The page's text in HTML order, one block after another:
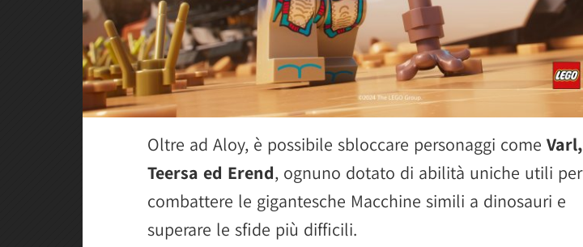
Oltre ad Aloy, è possibile sbloccare personaggi come Varl,
Teersa ed Erend, ognuno dotato di abilità uniche utili per
combattere le gigantesche Macchine simili a dinosauri e
superare le sfide più difficili.